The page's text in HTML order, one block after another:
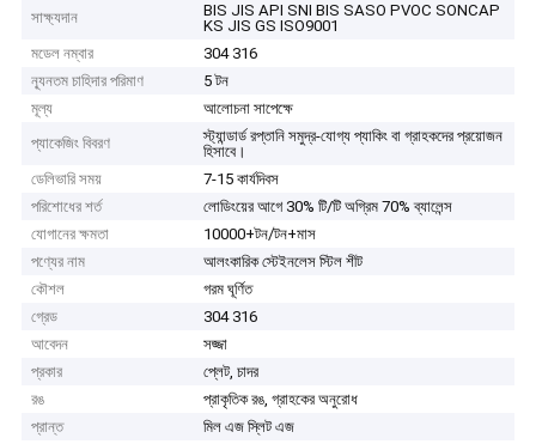
সাক্ষ্যদান
BIS JIS API SNI BIS SASO PVOC SONCAP
KS JIS GS ISO9001
মডেল নম্বার
304 316
ন্যূনতম চাহিদার পরিমাণ
5 টন
মূল্য
আলোচনা সাপেক্ষে
প্যাকেজিং বিবরণ
স্ট্যান্ডার্ড রপ্তানি সমুদ্র-যোগ্য প্যাকিং বা গ্রাহকদের প্রয়োজন
হিসাবে।
ডেলিভারি সময়
7-15 কার্যদিবস
পরিশোধের শর্ত
লোডিংয়ের আগে 30% টি/টি অগ্রিম 70% ব্যালেন্স
যোগানের ক্ষমতা
10000+টন/টন+মাস
পণ্যের নাম
আলংকারিক স্টেইনলেস স্টিল শীট
কৌশল
গরম ঘূর্ণিত
গ্রেড
304 316
আবেদন
সজ্জা
প্রকার
প্লেট, চাদর
রঙ
প্রাকৃতিক রঙ, গ্রাহকের অনুরোধ
প্রান্ত
মিল এজ স্লিট এজ